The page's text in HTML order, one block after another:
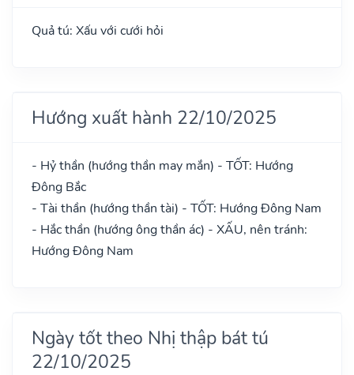
Quả tú: Xấu với cưới hỏi
Hướng xuất hành 22/10/2025
- Hỷ thần (hướng thần may mắn) - TỐT: Hướng
Đông Bắc
- Tài thần (hướng thần tài) - TỐT: Hướng Đông Nam
- Hắc thần (hướng ông thần ác) - XẤU, nên tránh:
Hướng Đông Nam
Ngày tốt theo Nhị thập bát tú
22/10/2025